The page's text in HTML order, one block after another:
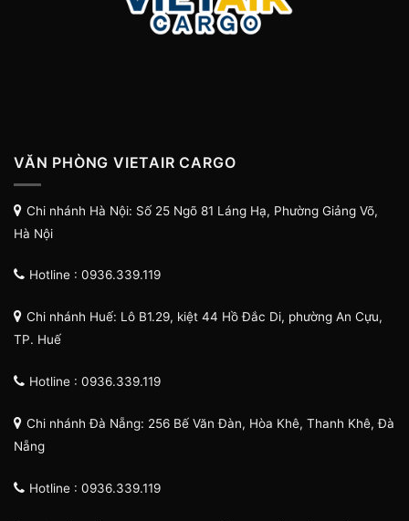
VĂN PHÒNG VIETAIR CARGO
Chi nhánh Hà Nội: Số 25 Ngõ 81 Láng Hạ, Phường Giảng Võ,
Hà Nội
Hotline : 0936.339.119
Chi nhánh Huế: Lô B1.29, kiệt 44 Hồ Đắc Di, phường An Cựu,
TP. Huế
Hotline : 0936.339.119
Chi nhánh Đà Nẵng: 256 Bế Văn Đàn, Hòa Khê, Thanh Khê, Đà
Nẵng
Hotline : 0936.339.119